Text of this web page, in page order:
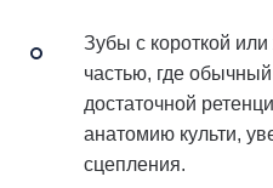
Зубы с короткой
частью, где
достаточной
анатомию культи,
сцепления.